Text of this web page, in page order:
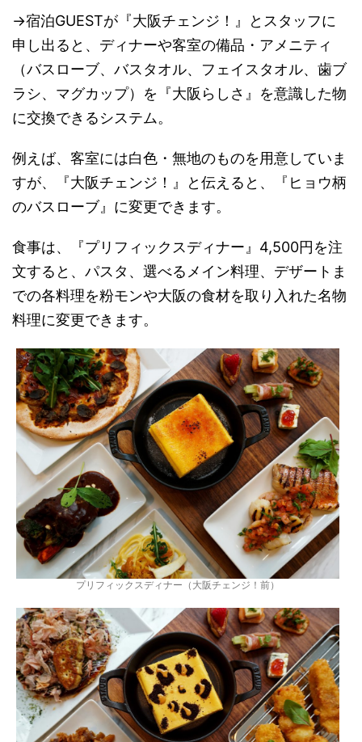
→宿泊GUESTが『大阪チェンジ！』とスタッフに
申し出ると、ディナーや客室の備品・アメニティ
（バスローブ、バスタオル、フェイスタオル、歯ブ
ラシ、マグカップ）を『大阪らしさ』を意識した物
に交換できるシステム。
例えば、客室には白色・無地のものを用意していま
すが、『大阪チェンジ！』と伝えると、『ヒョウ柄
のバスローブ』に変更できます。
食事は、『プリフィックスディナー』4,500円を注
文すると、パスタ、選べるメイン料理、デザートま
での各料理を粉モンや大阪の食材を取り入れた名物
料理に変更できます。
プリフィックスディナー（大阪チェンジ！前）